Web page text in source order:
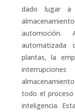
dado lugar
automatizada
plantas, la
todo el
inteligencia.